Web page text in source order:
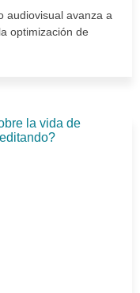
audiovisual avanza a
optimización de